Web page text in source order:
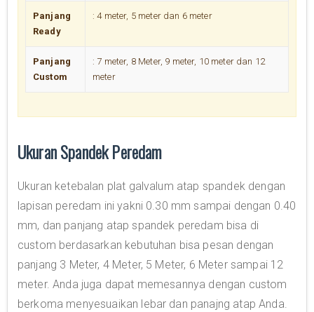
Panjang
Ready
: 4 meter, 5 meter dan 6 meter
Panjang
Custom
: 7 meter, 8 Meter, 9 meter, 10 meter dan 12
meter
Ukuran Spandek Peredam
Ukuran ketebalan plat galvalum atap spandek dengan
lapisan peredam ini yakni 0.30 mm sampai dengan 0.40
mm, dan panjang atap spandek peredam bisa di
custom berdasarkan kebutuhan bisa pesan dengan
panjang 3 Meter, 4 Meter, 5 Meter, 6 Meter sampai 12
meter. Anda juga dapat memesannya dengan custom
berkoma menyesuaikan lebar dan panajng atap Anda.